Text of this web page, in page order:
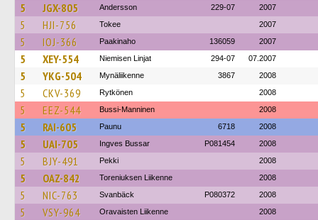
5 JGX-805 Andersson 229-07 2007
5 HJI-756 Tokee 2007
5 IOJ-366 Paakinaho 136059 2007
5 XEY-554 Niemisen Linjat 294-07 07.2007
5 YKG-504 Mynäliikenne 3867 2008
5 CKV-369 Rytkönen 2008
5 EEZ-544 Bussi-Manninen 2008
5 RAI-605 Paunu 6718 2008
5 UAI-705 Ingves Bussar P081454 2008
5 BJY-491 Pekki 2008
5 OAZ-842 Toreniuksen Liikenne 2008
5 NIC-763 Svanbäck P080372 2008
5 VSY-964 Oravaisten Liikenne 2008